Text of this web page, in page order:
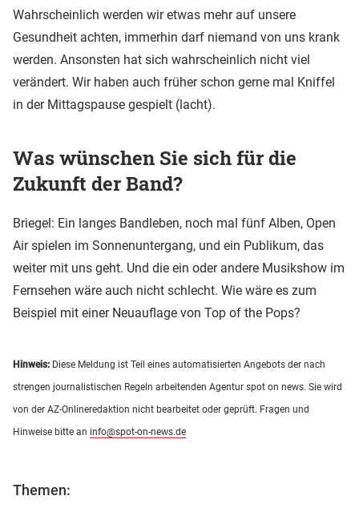
Wahrscheinlich werden wir etwas mehr auf unsere
Gesundheit achten, immerhin darf niemand von uns krank
werden. Ansonsten hat sich wahrscheinlich nicht viel
verändert. Wir haben auch früher schon gerne mal Kniffel
in der Mittagspause gespielt (lacht).
Was wünschen Sie sich für die
Zukunft der Band?
Briegel: Ein langes Bandleben, noch mal fünf Alben, Open
Air spielen im Sonnenuntergang, und ein Publikum, das
weiter mit uns geht. Und die ein oder andere Musikshow im
Fernsehen wäre auch nicht schlecht. Wie wäre es zum
Beispiel mit einer Neuauflage von Top of the Pops?
Hinweis: Diese Meldung ist Teil eines automatisierten Angebots der nach
strengen journalistischen Regeln arbeitenden Agentur spot on news. Sie wird
von der AZ-Onlineredaktion nicht bearbeitet oder geprüft. Fragen und
Hinweise bitte an info@spot-on-news.de
Themen: